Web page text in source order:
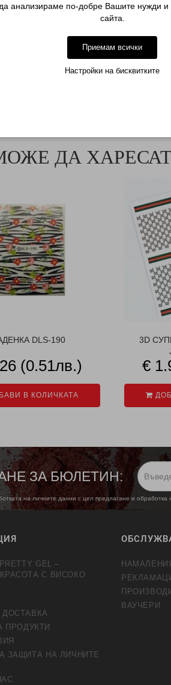
прекрасни декорации в рамките на
елементи.
за да няма балончета
ДА
DLS-190
(0.51лв.)
В КОЛИЧКАТА
3D
€
ЗА БЮЛЕТИН:
на личните данни с цел предлагане и обработка
GEL –
С ВИСОКО
ПРОДУКТИ
ЗАЩИТА НА ЛИЧНИТЕ
ВАУЧЕРИ
анализираме по-добре Вашите нужди
сайта.
Приемам всички
Настройки на бисквитките